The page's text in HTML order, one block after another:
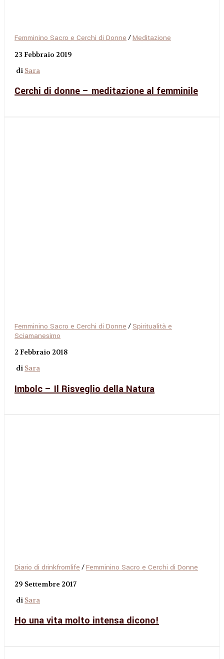
Femminino Sacro e Cerchi di Donne /Meditazione
23 Febbraio 2019
di Sara
Cerchi di donne – meditazione al femminile
Femminino Sacro e Cerchi di Donne / Spiritualità e
Sciamanesimo
2 Febbraio 2018
di Sara
Imbolc – Il Risveglio della Natura
Diario di drinkfromlife /Femminino Sacro e Cerchi di Donne
29 Settembre 2017
di Sara
Ho una vita molto intensa dicono!